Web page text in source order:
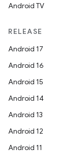
Android TV
RELEASE
Android 17
Android 16
Android 15
Android 14
Android 13
Android 12
Android 11